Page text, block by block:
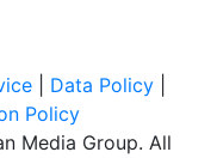
Data Policy
Policy
Media Group. All